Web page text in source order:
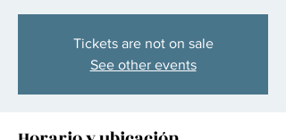
Tickets are not on sale
See other events